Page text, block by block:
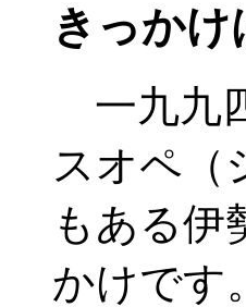
きっかけ
一九九
スオペ（
もある伊
かけです